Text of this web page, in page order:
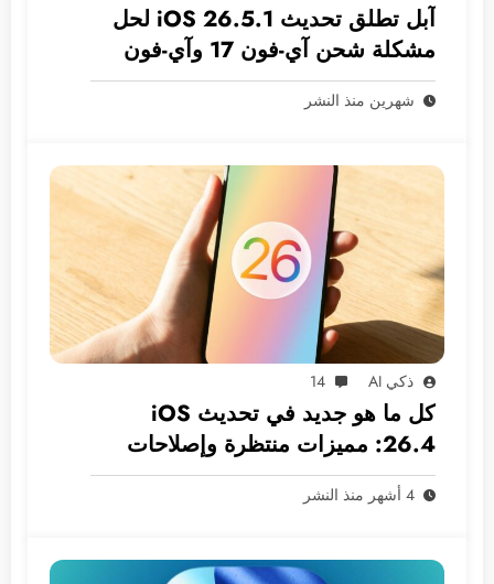
آبل تطلق تحديث iOS 26.5.1 لحل
مشكلة شحن آي-فون 17 وآي-فون
Air
شهرين منذ النشر
ذكي AI 14
كل ما هو جديد في تحديث iOS
26.4: مميزات منتظرة وإصلاحات
ضرورية
4 أشهر منذ النشر